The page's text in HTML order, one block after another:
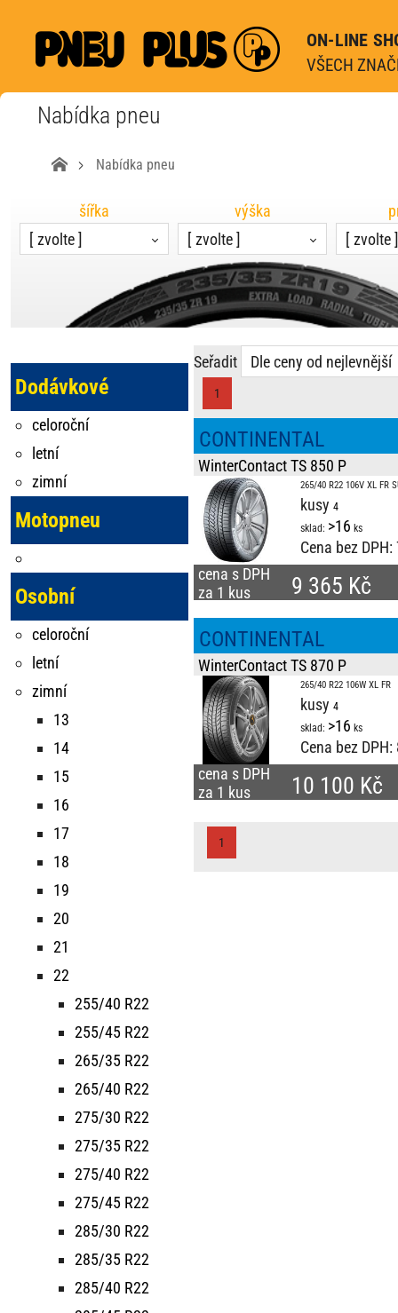
ON-LINE
VŠECH
Nabídka pneu
Nabídka pneu
šířka
[ zvolte ]
výška
[ zvolte ]
[ zvolte
Seřadit Dle ceny od nejlevnější
1
CONTINENTAL
WinterContact TS 850 P
265/40 R22 106V XL FR
kusy
sklad: >16 ks
Cena bez DPH:
cena s DPH
za 1 kus
9 365 Kč
CONTINENTAL
WinterContact TS 870 P
265/40 R22 106W XL FR
kusy
sklad: >16 ks
Cena bez DPH:
cena s DPH
za 1 kus
10 100 Kč
1
Dodávkové
celoroční
letní
zimní
Motopneu
Osobní
celoroční
letní
zimní
13
14
15
16
17
18
19
20
21
22
255/40 R22
255/45 R22
265/35 R22
265/40 R22
275/30 R22
275/35 R22
275/40 R22
275/45 R22
285/30 R22
285/35 R22
285/40 R22